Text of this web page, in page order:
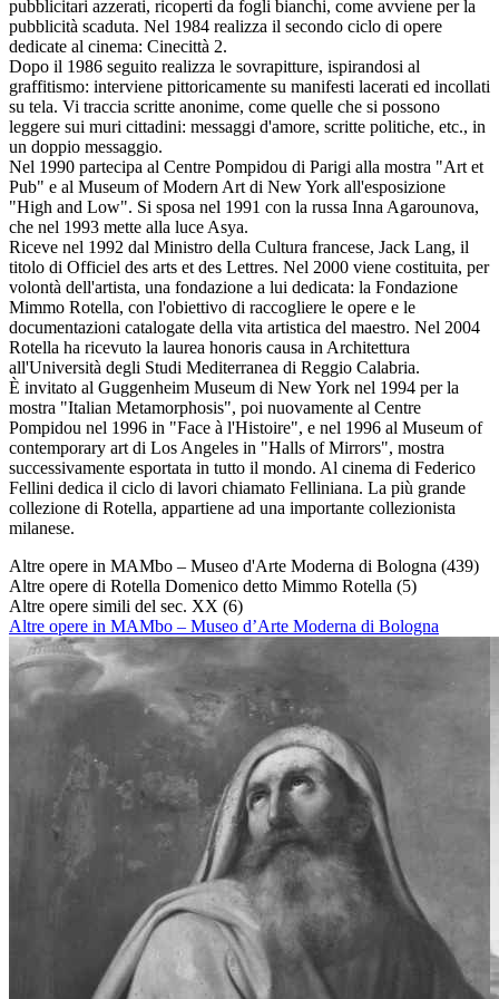
pubblicitari azzerati, ricoperti da fogli bianchi, come avviene per la
pubblicità scaduta. Nel 1984 realizza il secondo ciclo di opere
dedicate al cinema: Cinecittà 2.
Dopo il 1986 seguito realizza le sovrapitture, ispirandosi al
graffitismo: interviene pittoricamente su manifesti lacerati ed incollati
su tela. Vi traccia scritte anonime, come quelle che si possono
leggere sui muri cittadini: messaggi d'amore, scritte politiche, etc., in
un doppio messaggio.
Nel 1990 partecipa al Centre Pompidou di Parigi alla mostra "Art et
Pub" e al Museum of Modern Art di New York all'esposizione
"High and Low". Si sposa nel 1991 con la russa Inna Agarounova,
che nel 1993 mette alla luce Asya.
Riceve nel 1992 dal Ministro della Cultura francese, Jack Lang, il
titolo di Officiel des arts et des Lettres. Nel 2000 viene costituita, per
volontà dell'artista, una fondazione a lui dedicata: la Fondazione
Mimmo Rotella, con l'obiettivo di raccogliere le opere e le
documentazioni catalogate della vita artistica del maestro. Nel 2004
Rotella ha ricevuto la laurea honoris causa in Architettura
all'Università degli Studi Mediterranea di Reggio Calabria.
È invitato al Guggenheim Museum di New York nel 1994 per la
mostra "Italian Metamorphosis", poi nuovamente al Centre
Pompidou nel 1996 in "Face à l'Histoire", e nel 1996 al Museum of
contemporary art di Los Angeles in "Halls of Mirrors", mostra
successivamente esportata in tutto il mondo. Al cinema di Federico
Fellini dedica il ciclo di lavori chiamato Felliniana. La più grande
collezione di Rotella, appartiene ad una importante collezionista
milanese.
Altre opere in MAMbo – Museo d'Arte Moderna di Bologna (439)
Altre opere di Rotella Domenico detto Mimmo Rotella (5)
Altre opere simili del sec. XX (6)
Altre opere in MAMbo – Museo d’Arte Moderna di Bologna